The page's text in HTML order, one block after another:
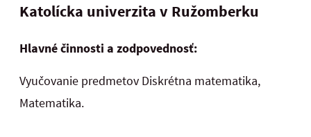
Katolícka univerzita v Ružomberku
Hlavné činnosti a zodpovednosť:
Vyučovanie predmetov Diskrétna matematika,
Matematika.